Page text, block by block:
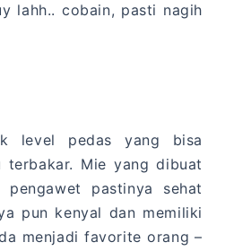
lahh.. cobain, pasti nagih
level pedas yang bisa
terbakar. Mie yang dibuat
pastinya sehat
pun kenyal dan memiliki
menjadi favorite orang –